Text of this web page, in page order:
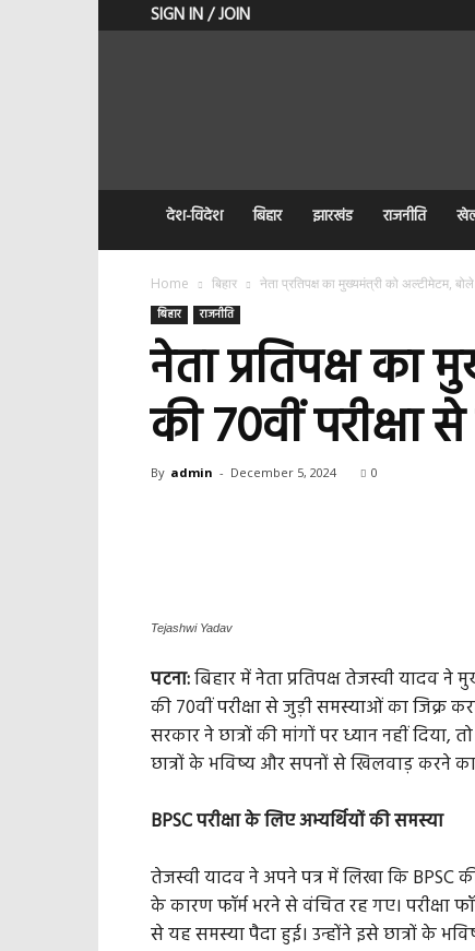
SIGN IN / JOIN
देश-विदेश बिहार झारखंड राजनीति
Home बिहार नेता प्रतिपक्ष का मुख्यमंत्री को अल्टीमेटम,
बिहार राजनीति
नेता प्रतिपक्ष
की 70वीं परीक्षा
By admin - December 5, 2024 0
Tejashwi Yadav
पटना:बिहार में नेता प्रतिपक्ष तेजस्वी यादव ने
की 70वीं परीक्षा से जुड़ी समस्याओं का जिक्र
सरकार ने छात्रों की मांगों पर ध्यान नहीं
छात्रों के भविष्य और सपनों से खिलवाड़ करने
BPSC परीक्षा के लिए अभ्यर्थियों की समस्या
तेजस्वी यादव ने अपने पत्र में लिखा कि BPSC
के कारण फॉर्म भरने से वंचित रह गए। परीक्षा
से यह समस्या पैदा हुई। उन्होंने इसे छात्रों के